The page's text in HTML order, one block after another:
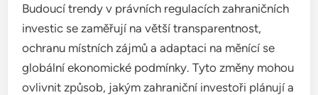
Budoucí trendy v právních regulacích zahraničních
investic se zaměřují na větší transparentnost,
ochranu místních zájmů a adaptaci na měnící se
globální ekonomické podmínky. Tyto změny mohou
ovlivnit způsob, jakým zahraniční investoři plánují a